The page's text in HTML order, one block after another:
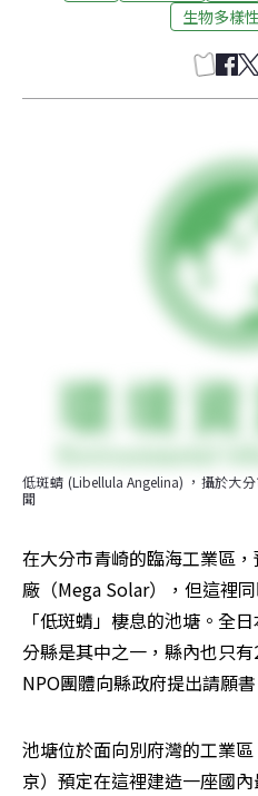
生物多樣性
低斑蜻 (Libellula Angelina) ，攝於大
聞
在大分市青崎的臨海工業區
廠（Mega Solar），但這裡
「低斑蜻」棲息的池塘。全
分縣是其中之一，縣內也只
NPO團體向縣政府提出請願
池塘位於面向別府灣的工業
京）預定在這裡建造一座國